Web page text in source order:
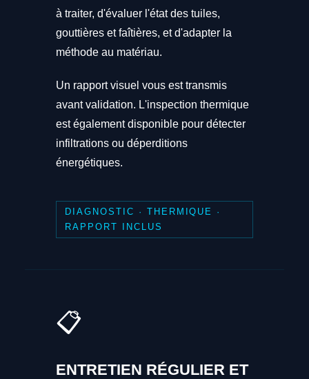
à traiter, d'évaluer l'état des tuiles,
gouttières et faîtières, et d'adapter la
méthode au matériau.
Un rapport visuel vous est transmis
avant validation. L'inspection thermique
est également disponible pour détecter
infiltrations ou déperditions
énergétiques.
DIAGNOSTIC · THERMIQUE ·
RAPPORT INCLUS
📋
ENTRETIEN RÉGULIER ET